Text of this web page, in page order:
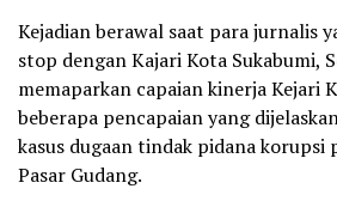
Kejadian berawal saat para jurnalis
stop dengan Kajari Kota Sukabumi,
memaparkan capaian kinerja Kejari
beberapa pencapaian yang
kasus dugaan tindak pidana korupsi
Pasar Gudang.